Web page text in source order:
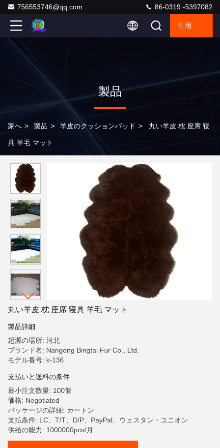
756553746@qq.com 86-0319 -5397082
引用
製品
家へ > 製品 > 羊皮のクッションパッド > 丸い羊皮 枕 座席 寝
具 羊毛 マット
丸い羊皮 枕 座席 寝具 羊毛 マット
製品詳細
起源の場所: 河北
ブランド名: Nangong Bingtai Fur Co., Ltd.
モデル番号: k-136
支払いと送料の条件
最小注文数量: 100個
価格: Negotiated
パッケージの詳細: カートン
支払条件: LC、T/T、D/P、PayPal、ウェスタン・ユニオン
供給の能力: 1000000pcs/月